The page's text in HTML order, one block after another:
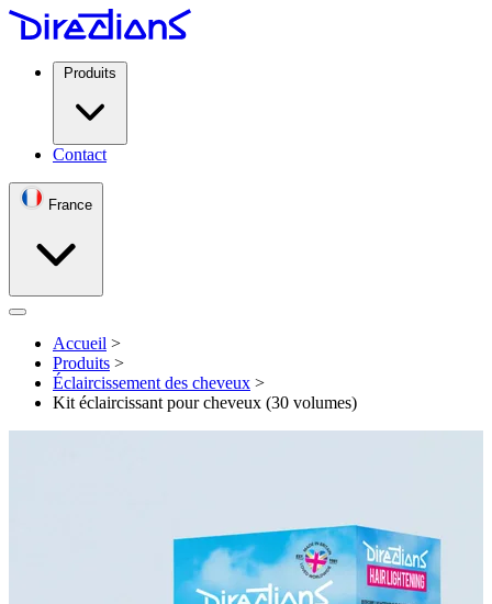
Produits
Contact
France
Open menu
Accueil >
Produits >
Éclaircissement des cheveux >
Kit éclaircissant pour cheveux (30 volumes)